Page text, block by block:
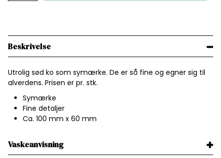
Beskrivelse
Utrolig sød ko som symærke. De er så fine og egner sig til
alverdens. Prisen er pr. stk.
Symærke
Fine detaljer
Ca. 100 mm x 60 mm
Vaskeanvisning